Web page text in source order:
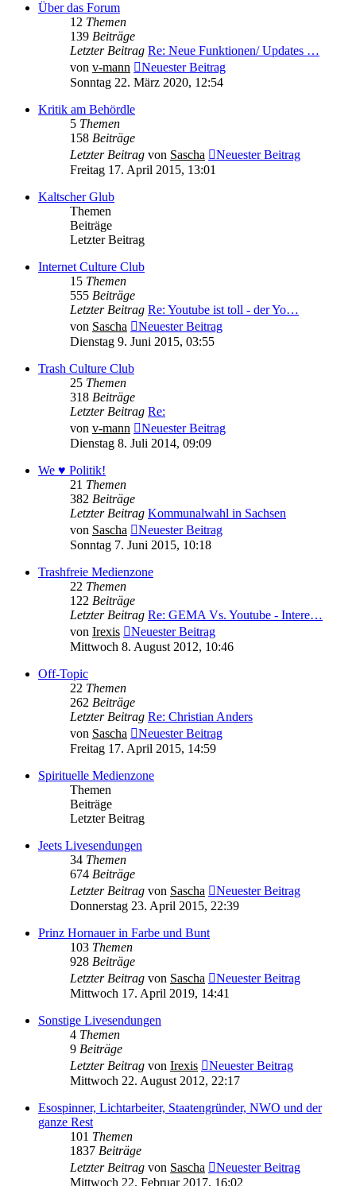
Über das Forum
12 Themen
139 Beiträge
Letzter Beitrag Re: Neue Funktionen/ Updates …
von v-mann
Neuester Beitrag
Sonntag 22. März 2020, 12:54
Kritik am Behördle
5 Themen
158 Beiträge
Letzter Beitrag von Sascha
Neuester Beitrag
Freitag 17. April 2015, 13:01
Kaltscher Glub
Themen
Beiträge
Letzter Beitrag
Internet Culture Club
15 Themen
555 Beiträge
Letzter Beitrag Re: Youtube ist toll - der Yo…
von Sascha
Neuester Beitrag
Dienstag 9. Juni 2015, 03:55
Trash Culture Club
25 Themen
318 Beiträge
Letzter Beitrag Re:
von v-mann
Neuester Beitrag
Dienstag 8. Juli 2014, 09:09
We ♥ Politik!
21 Themen
382 Beiträge
Letzter Beitrag Kommunalwahl in Sachsen
von Sascha
Neuester Beitrag
Sonntag 7. Juni 2015, 10:18
Trashfreie Medienzone
22 Themen
122 Beiträge
Letzter Beitrag Re: GEMA Vs. Youtube - Intere…
von Irexis
Neuester Beitrag
Mittwoch 8. August 2012, 10:46
Off-Topic
22 Themen
262 Beiträge
Letzter Beitrag Re: Christian Anders
von Sascha
Neuester Beitrag
Freitag 17. April 2015, 14:59
Spirituelle Medienzone
Themen
Beiträge
Letzter Beitrag
Jeets Livesendungen
34 Themen
674 Beiträge
Letzter Beitrag von Sascha
Neuester Beitrag
Donnerstag 23. April 2015, 22:39
Prinz Hornauer in Farbe und Bunt
103 Themen
928 Beiträge
Letzter Beitrag von Sascha
Neuester Beitrag
Mittwoch 17. April 2019, 14:41
Sonstige Livesendungen
4 Themen
9 Beiträge
Letzter Beitrag von Irexis
Neuester Beitrag
Mittwoch 22. August 2012, 22:17
Esospinner, Lichtarbeiter, Staatengründer, NWO und der
ganze Rest
101 Themen
1837 Beiträge
Letzter Beitrag von Sascha
Neuester Beitrag
Mittwoch 22. Februar 2017, 16:02